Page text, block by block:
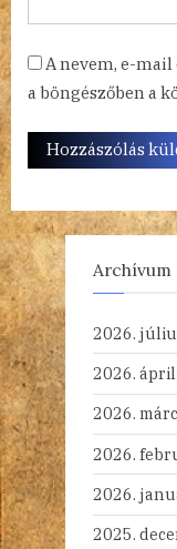
A nevem, e-
a böngészőben a
Archívum
2026.
2026.
2026.
2026.
2026.
2025.